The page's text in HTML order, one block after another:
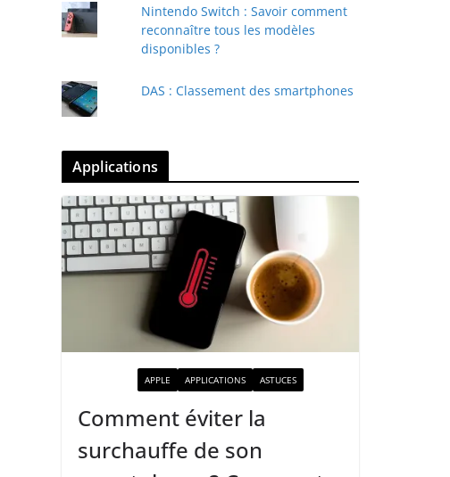
Nintendo Switch : Savoir comment
reconnaître tous les modèles
disponibles ?
DAS : Classement des smartphones
Applications
APPLE APPLICATIONS ASTUCES
Comment éviter la
surchauffe de son